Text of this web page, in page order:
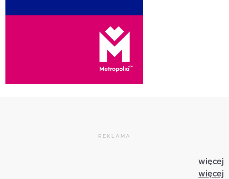
REKLAMA
więcej
więcej